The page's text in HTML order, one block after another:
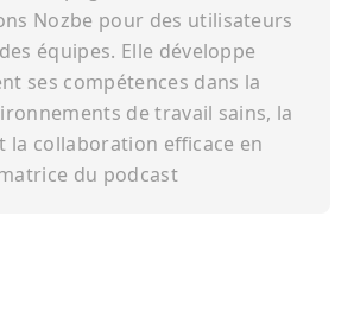
Nozbe pour des utilisateurs
équipes. Elle développe
ses compétences dans la
de travail sains, la
la collaboration efficace en
du podcast